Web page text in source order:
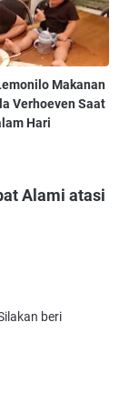
Makanan
Verhoeven Saat
Hari
Alami atasi
beri